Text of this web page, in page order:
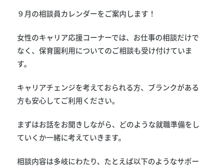
９月の相談員カレンダーをご案内します！
女性のキャリア応援コーナーでは、お仕事の相談だけで
なく、保育園利用についてのご相談も受け付けていま
す。
キャリアチェンジを考えておられる方、ブランクがある
方も安心してご利用ください。
まずはお話をお聞きしながら、どのような就職準備をし
ていくか一緒に考えていきます。
相談内容は多岐にわたり、たとえば以下のようなサポー